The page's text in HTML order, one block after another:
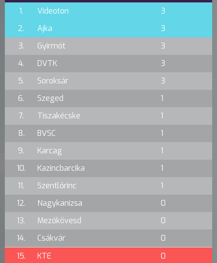
1. Videoton
3
2.
Ajka
3
3.
Gyirmót
3
4.
DVTK
3
5.
Soroksár
3
6.
Szeged
1
7.
Tiszakécske
1
8.
BVSC
1
9.
Karcag
1
10.
Kazincbarcika
1
11.
Szentlőrinc
1
12.
Nagykanizsa
0
13.
Mezőkövesd
0
14.
Csákvár
0
15.
KTE
0